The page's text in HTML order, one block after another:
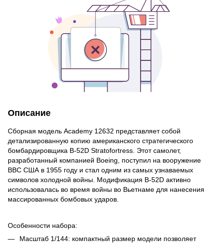
Описание
Сборная модель Academy 12632 представляет собой
детализированную копию американского стратегического
бомбардировщика B-52D Stratofortress. Этот самолет,
разработанный компанией Boeing, поступил на вооружение
ВВС США в 1955 году и стал одним из самых узнаваемых
символов холодной войны. Модификация B-52D активно
использовалась во время войны во Вьетнаме для нанесения
массированных бомбовых ударов.
Особенности набора:
Масштаб 1/144: компактный размер модели позволяет